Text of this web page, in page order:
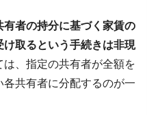
有者の持分に基づく家賃の
取るという手続きは非現
、指定の共有者が全額を
共有者に分配するのが一